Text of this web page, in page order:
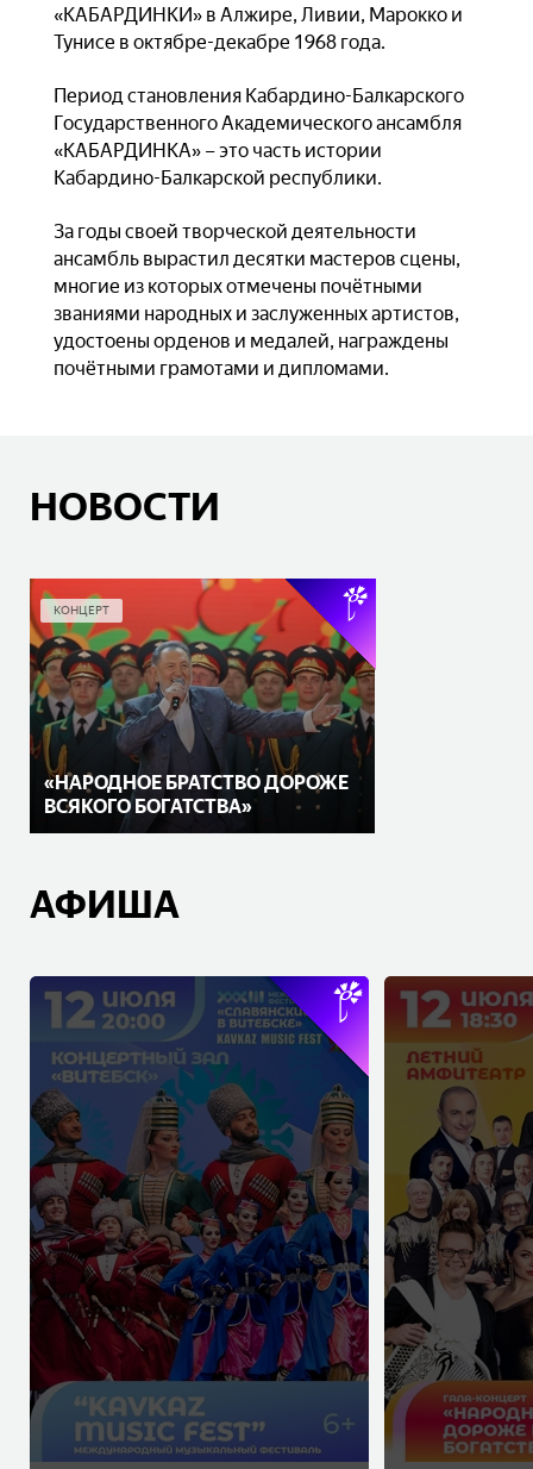
«КАБАРДИНКИ» в Алжире, Ливии, Марокко и
Тунисе в октябре-декабре 1968 года.
Период становления Кабардино-Балкарского
Государственного Академического ансамбля
«КАБАРДИНКА» – это часть истории
Кабардино-Балкарской республики.
За годы своей творческой деятельности
ансамбль вырастил десятки мастеров сцены,
многие из которых отмечены почётными
званиями народных и заслуженных артистов,
удостоены орденов и медалей, награждены
почётными грамотами и дипломами.
НОВОСТИ
КОНЦЕРТ
«НАРОДНОЕ БРАТСТВО ДОРОЖЕ
ВСЯКОГО БОГАТСТВА»
АФИША